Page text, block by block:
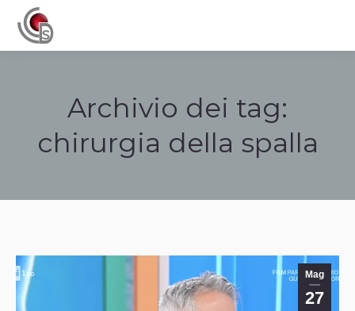
Archivio dei tag:
chirurgia della spalla
Mag
27